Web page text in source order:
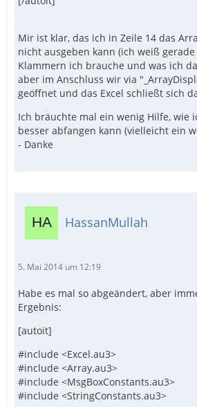
Mir ist klar, das ich in Zeile 14 das
nicht ausgeben kann (ich weiß
Klammern ich brauche und was ich
aber im Anschluss wir via
geöffnet und das Excel schließt sich
Ich bräuchte mal ein wenig Hilfe, wie
besser abfangen kann (vielleicht ein
- Danke
HassanMullah
5. Mai 2014 um 12:19
Habe es mal so abgeändert, aber
Ergebnis:
[autoit]
#include <Excel.au3>
#include <Array.au3>
#include <MsgBoxConstants.au3>
#include <StringConstants.au3>